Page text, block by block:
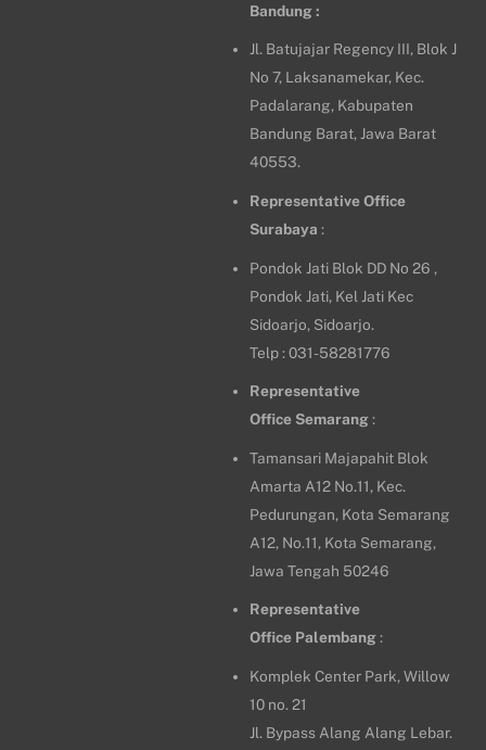
Bandung :
Jl. Batujajar Regency III, Blok J
No 7, Laksanamekar, Kec.
Padalarang, Kabupaten
Bandung Barat, Jawa Barat
40553.
Representative Office
Surabaya :
Pondok Jati Blok DD No 26 ,
Pondok Jati, Kel Jati Kec
Sidoarjo, Sidoarjo.
Telp : 031-58281776
Representative
Office Semarang :
Tamansari Majapahit Blok
Amarta A12 No.11, Kec.
Pedurungan, Kota Semarang
A12, No.11, Kota Semarang,
Jawa Tengah 50246
Representative
Office Palembang:
Komplek Center Park, Willow
10 no. 21
Jl. Bypass Alang Alang Lebar.